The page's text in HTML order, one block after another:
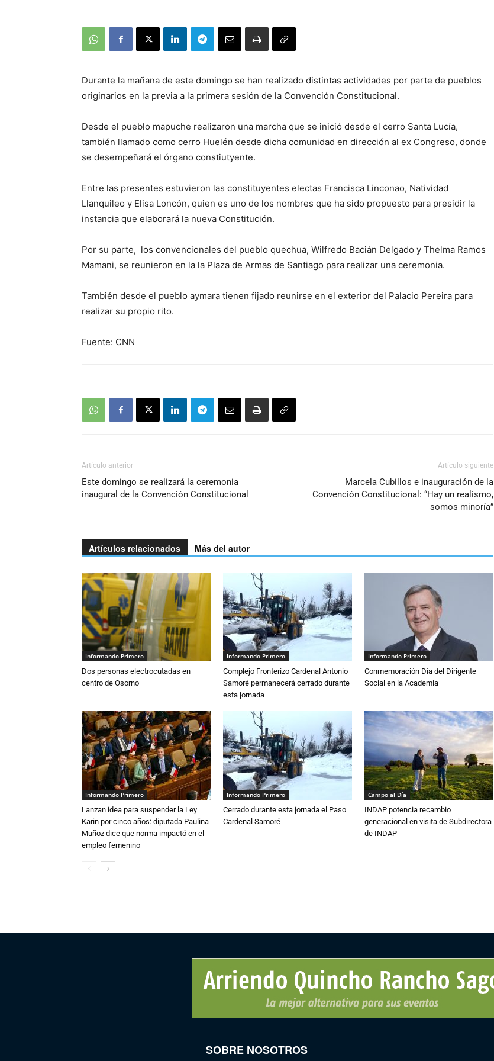
Durante la mañana de este domingo se han realizado distintas actividades por parte de pueblos
originarios en la previa a la primera sesión de la Convención Constitucional.
Desde el pueblo mapuche realizaron una marcha que se inició desde el cerro Santa Lucía,
también llamado como cerro Huelén desde dicha comunidad en dirección al ex Congreso, donde
se desempeñará el órgano constiutyente.
Entre las presentes estuvieron las constituyentes electas Francisca Linconao, Natividad
Llanquileo y Elisa Loncón, quien es uno de los nombres que ha sido propuesto para presidir la
instancia que elaborará la nueva Constitución.
Por su parte, los convencionales del pueblo quechua, Wilfredo Bacián Delgado y Thelma Ramos
Mamani, se reunieron en la la Plaza de Armas de Santiago para realizar una ceremonia.
También desde el pueblo aymara tienen fijado reunirse en el exterior del Palacio Pereira para
realizar su propio rito.
Fuente: CNN
Artículo anterior
Este domingo se realizará la ceremonia
inaugural de la Convención Constitucional
Artículo siguiente
Marcela Cubillos e inauguración de la
Convención Constitucional: “Hay un realismo,
somos minoría”
Artículos relacionados Más del autor
Informando Primero
Dos personas electrocutadas en
centro de Osorno
Informando Primero
Complejo Fronterizo Cardenal Antonio
Samoré permanecerá cerrado durante
esta jornada
Informando Primero
Conmemoración Día del Dirigente
Social en la Academia
Informando Primero
Lanzan idea para suspender la Ley
Karin por cinco años: diputada Paulina
Muñoz dice que norma impactó en el
empleo femenino
Informando Primero
Cerrado durante esta jornada el Paso
Cardenal Samoré
Campo al Día
INDAP potencia recambio
generacional en visita de Subdirectora
de INDAP
SOBRE NOSOTROS